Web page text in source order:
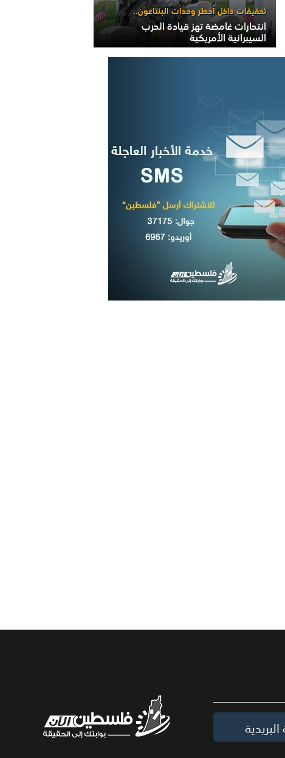
تحقيقات داخل أخطر وحدات البنتاغون..
انتحارات غامضة تهز قيادة الحرب
السيبرانية الأمريكية